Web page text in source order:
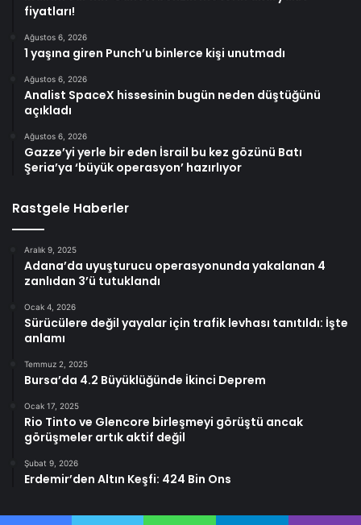
fiyatları!
Ağustos 6, 2026
1 yaşına giren Punch’u binlerce kişi unutmadı
Ağustos 6, 2026
Analist SpaceX hissesinin bugün neden düştüğünü
açıkladı
Ağustos 6, 2026
Gazze’yi yerle bir eden İsrail bu kez gözünü Batı
Şeria’ya ‘büyük operasyon’ hazırlıyor
Rastgele Haberler
Aralık 9, 2025
Adana’da uyuşturucu operasyonunda yakalanan 4
zanlıdan 3’ü tutuklandı
Ocak 4, 2026
Sürücülere değil yayalar için trafik levhası tanıtıldı: İşte
anlamı
Temmuz 2, 2025
Bursa’da 4.2 Büyüklüğünde İkinci Deprem
Ocak 17, 2025
Rio Tinto ve Glencore birleşmeyi görüştü ancak
görüşmeler artık aktif değil
Şubat 9, 2026
Erdemir’den Altın Keşfi: 424 Bin Ons